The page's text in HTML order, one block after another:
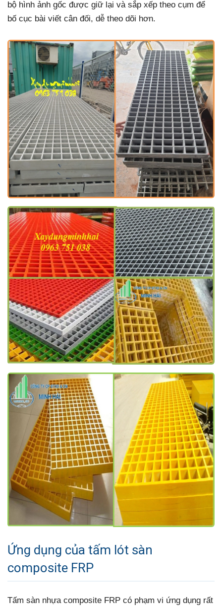
bộ hình ảnh gốc được giữ lại và sắp xếp theo cụm để
bố cục bài viết cân đối, dễ theo dõi hơn.
Ứng dụng của tấm lót sàn
composite FRP
Tấm sàn nhựa composite FRP có phạm vi ứng dụng rất